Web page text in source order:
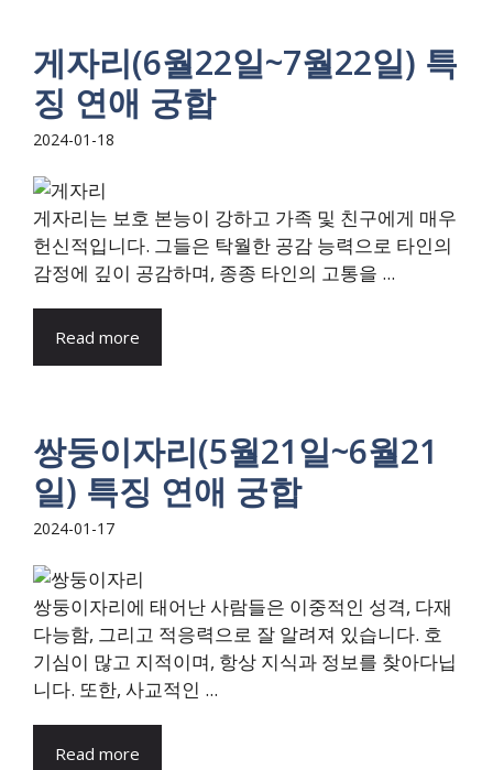
게자리(6월22일~7월22일) 특
징 연애 궁합
2024-01-18
게자리는 보호 본능이 강하고 가족 및 친구에게 매우
헌신적입니다. 그들은 탁월한 공감 능력으로 타인의
감정에 깊이 공감하며, 종종 타인의 고통을 ...
Read more
쌍둥이자리(5월21일~6월21
일) 특징 연애 궁합
2024-01-17
쌍둥이자리에 태어난 사람들은 이중적인 성격, 다재
다능함, 그리고 적응력으로 잘 알려져 있습니다. 호
기심이 많고 지적이며, 항상 지식과 정보를 찾아다닙
니다. 또한, 사교적인 ...
Read more